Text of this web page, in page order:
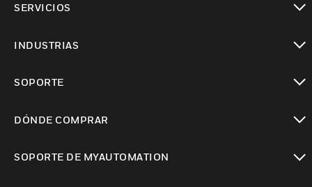
SERVICIOS
INDUSTRIAS
SOPORTE
DÓNDE COMPRAR
SOPORTE DE MYAUTOMATION